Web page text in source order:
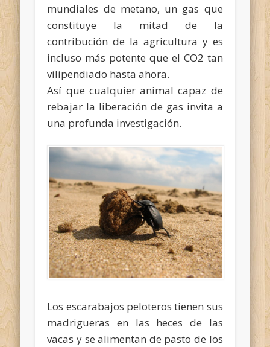
mundiales de metano, un gas que
constituye la mitad de la
contribución de la agricultura y es
incluso más potente que el CO2 tan
vilipendiado hasta ahora.
Así que cualquier animal capaz de
rebajar la liberación de gas invita a
una profunda investigación.
Los escarabajos peloteros tienen sus
madrigueras en las heces de las
vacas y se alimentan de pasto de los